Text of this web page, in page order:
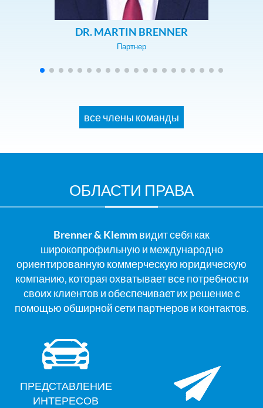
DR. MARTIN BRENNER
Партнер
все члены команды
ОБЛАСТИ ПРАВА
Brenner & Klemmвидит себя как
широкопрофильную и международно
ориентированную коммерческую юридическую
компанию, которая охватывает все потребности
своих клиентов и обеспечивает их решение с
помощью обширной сети партнеров и контактов.
ПРЕДСТАВЛЕНИЕ
ИНТЕРЕСОВ